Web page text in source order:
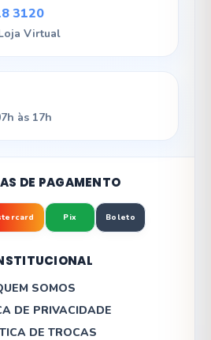
3120
Virtual
às 17h
DE PAGAMENTO
Pix Boleto
SOMOS
DE PRIVACIDADE
DE TROCAS